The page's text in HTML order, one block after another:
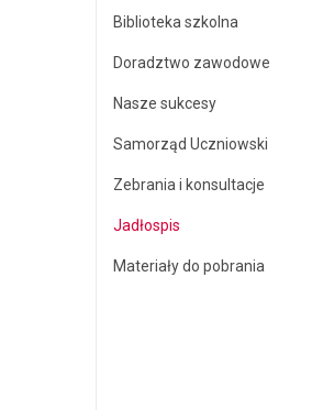
Biblioteka szkolna
Doradztwo zawodowe
Nasze sukcesy
Samorząd Uczniowski
Zebrania i konsultacje
Jadłospis
Materiały do pobrania